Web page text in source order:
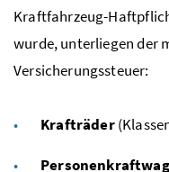
Kraftfahrzeug-
wurde, unterliegen der
Versicherungssteuer:
Krafträder